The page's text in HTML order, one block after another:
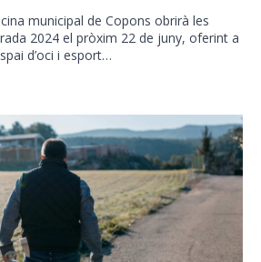
municipal de Copons obrirà les
2024 el pròxim 22 de juny, oferint a
d’oci i esport…